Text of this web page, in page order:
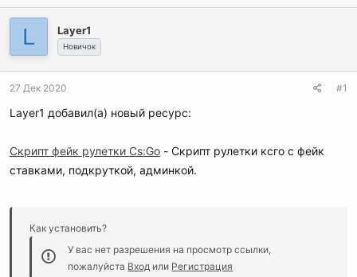
е
м
ч
л
а
L Layer1
Новичок
27 Дек 2020 #1
Layer1 добавил(а) новый ресурс:
Скрипт фейк рулетки Cs:Go - Скрипт рулетки ксго с фейк
ставками, подкруткой, админкой.
Как установить?
У вас нет разрешения на просмотр ссылки,
пожалуйста Вход или Регистрация